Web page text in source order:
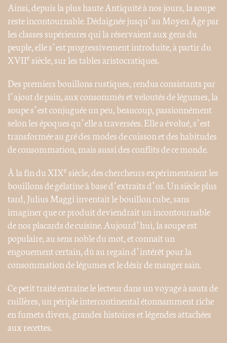
Ainsi, depuis la plus haute Antiquité à nos jours, la soupe
reste incontournable. Dédaignée jusqu’au Moyen Âge par
les classes supérieures qui la réservaient aux gens du
peuple, elle s’est progressivement introduite, à partir du
XVIIe siècle, sur les tables aristocratiques.
Des premiers bouillons rustiques, rendus consistants par
l’ajout de pain, aux consommés et veloutés de légumes, la
soupe s’est conjuguée un peu, beaucoup, passionnément
selon les époques qu’elle a traversées. Elle a évolué, s’est
transformée au gré des modes de cuisson et des habitudes
de consommation, mais aussi des conflits de ce monde.
À la fin du XIXe siècle, des chercheurs expérimentaient les
bouillons de gélatine à base d’extraits d’os. Un siècle plus
tard, Julius Maggi inventait le bouillon cube, sans
imaginer que ce produit deviendrait un incontournable
de nos placards de cuisine. Aujourd’hui, la soupe est
populaire, au sens noble du mot, et connaît un
engouement certain, dû au regain d’intérêt pour la
consommation de légumes et le désir de manger sain.
Ce petit traité entraîne le lecteur dans un voyage à sauts de
cuillères, un périple intercontinental étonnamment riche
en fumets divers, grandes histoires et légendes attachées
aux recettes.